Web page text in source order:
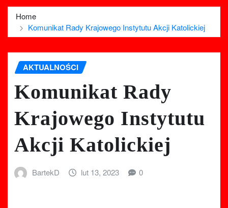
Home
Komunikat Rady Krajowego Instytutu Akcji Katolickiej
AKTUALNOŚCI
Komunikat Rady
Krajowego Instytutu
Akcji Katolickiej
BartekD lut 13, 2023 0